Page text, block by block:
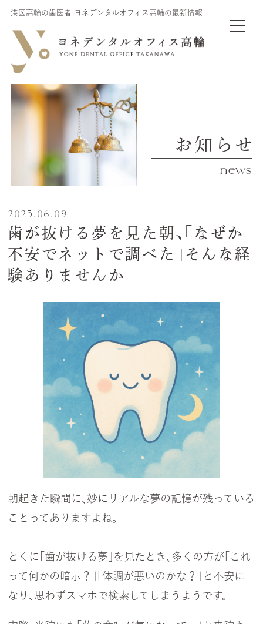
港区高輪の歯医者 ヨネデンタルオフィス高輪の最新情報
お知らせ
news
2025.06.09
歯が抜ける夢を見た朝、「なぜか
不安でネットで調べた」そんな経
験ありませんか
朝起きた瞬間に、妙にリアルな夢の記憶が残っている
ことってありますよね。
とくに「歯が抜ける夢」を見たとき、多くの方が「これ
って何かの暗示？」「体調が悪いのかな？」と不安に
なり、思わずスマホで検索してしまうようです。